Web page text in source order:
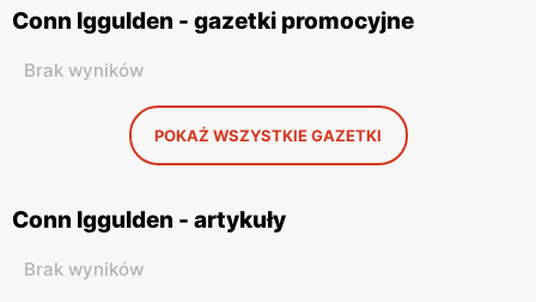
Conn Iggulden - gazetki promocyjne
Brak wyników
POKAŻ WSZYSTKIE GAZETKI
Conn Iggulden - artykuły
Brak wyników